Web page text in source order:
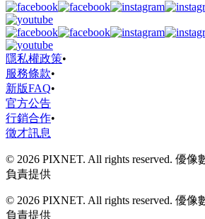
隱私權政策•
服務條款•
新版FAQ•
官方公告
行銷合作•
徵才訊息
© 2026 PIXNET. All rights reserved. 優像
負責提供
© 2026 PIXNET. All rights reserved. 優像
負責提供